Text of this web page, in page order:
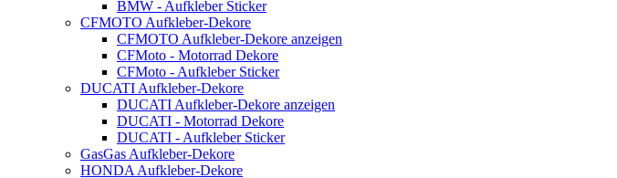
BMW - Aufkleber Sticker
CFMOTO Aufkleber-Dekore
CFMOTO Aufkleber-Dekore anzeigen
CFMoto - Motorrad Dekore
CFMoto - Aufkleber Sticker
DUCATI Aufkleber-Dekore
DUCATI Aufkleber-Dekore anzeigen
DUCATI - Motorrad Dekore
DUCATI - Aufkleber Sticker
GasGas Aufkleber-Dekore
HONDA Aufkleber-Dekore